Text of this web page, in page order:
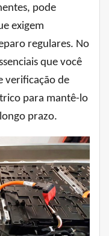
pode
exigem
regulares. No
que você
verificação de
para mantê-lo
prazo.